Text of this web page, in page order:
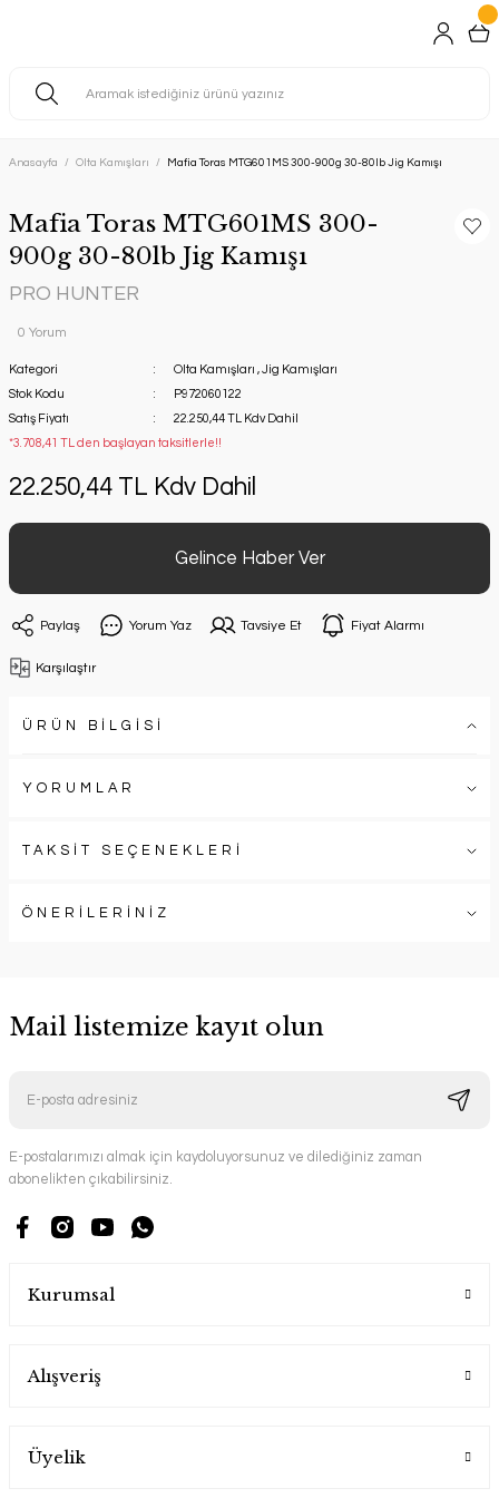
Anasayfa Olta Kamışları Mafia Toras MTG601MS 300-900g 30-80lb Jig Kamışı
Mafia Toras MTG601MS 300-
900g 30-80lb Jig Kamışı
PRO HUNTER
0 Yorum
Kategori Olta Kamışları ,Jig Kamışları
Stok Kodu
P972060122
Satış Fiyatı
22.250,44 TL Kdv Dahil
*3.708,41 TL den başlayan taksitlerle!!
22.250,44 TL Kdv Dahil
Gelince Haber Ver
Paylaş Yorum Yaz Tavsiye Et Fiyat Alarmı
Karşılaştır
ÜRÜN BİLGİSİ
YORUMLAR
TAKSİT SEÇENEKLERİ
ÖNERİLERİNİZ
Mail listemize kayıt olun
E-postalarımızı almak için kaydoluyorsunuz ve dilediğiniz zaman
abonelikten çıkabilirsiniz.
Kurumsal
Alışveriş
Üyelik